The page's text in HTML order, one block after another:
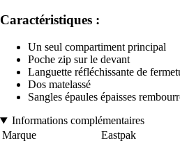
Caractéristiques :
Un seul compartiment principal
Poche zip sur le devant
Languette réfléchissante de
Dos matelassé
Sangles épaules épaisses
Informations complémentaires
Marque
Eastpak